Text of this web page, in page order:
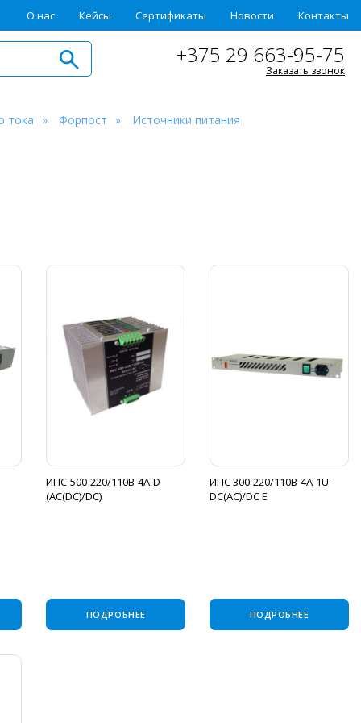
О нас Кейсы Сертификаты Новости Контакты
+375 29 663-95-75
Заказать звонок
тока Форпост Источники питания
ИПС-500-220/110В-4А-D
(AC(DC)/DC)
ПОДРОБНЕЕ
ИПС 300-220/110В-4А-1U-
DC(AC)/DC E
ПОДРОБНЕЕ